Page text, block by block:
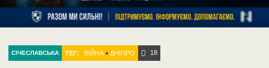
СІЧЕСЛАВСЬКА ТЕГ: ВІЙНА • ДНІПРО 18